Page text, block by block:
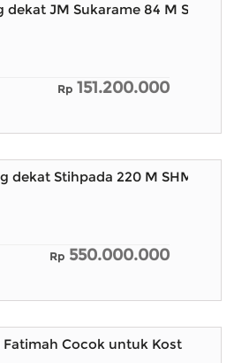
JM Sukarame 84 M SHM
Rp 151.200.000
dekat Stihpada 220 M SHM
Rp 550.000.000
Fatimah Cocok untuk Kost